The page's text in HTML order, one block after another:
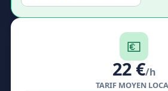
💶
22 €/h
TARIF MOYEN